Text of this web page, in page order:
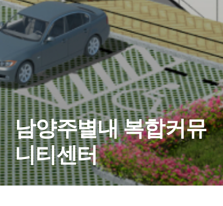
남양주별내 복합커뮤
니티센터